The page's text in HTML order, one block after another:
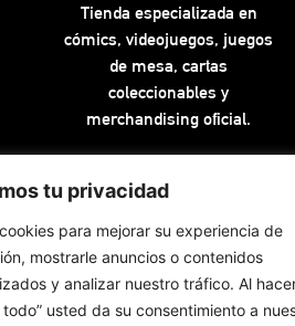
tu privacidad
para mejorar su experiencia de
mostrarle anuncios o contenidos
y analizar nuestro tráfico. Al
todo” usted da su consentimiento a
Tienda especializada en
cómics, videojuegos, juegos
de mesa, cartas
coleccionables y
merchandising oficial.